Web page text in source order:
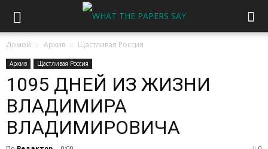
Домой Архив Щастливая Россия
Архив Щастливая Россия
1095 ДНЕЙ ИЗ ЖИЗНИ
ВЛАДИМИРА
ВЛАДИМИРОВИЧА